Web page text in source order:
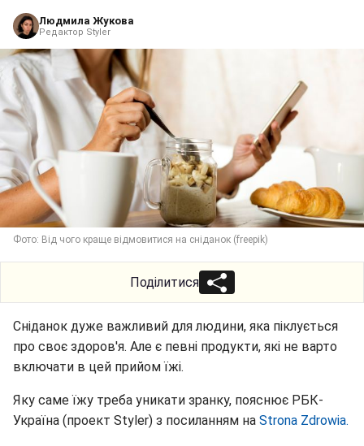
Людмила Жукова
Редактор Styler
Фото: Від чого краще відмовитися на сніданок (freepik)
Поділитися
Сніданок дуже важливий для людини, яка піклується
про своє здоров'я. Але є певні продукти, які не варто
включати в цей прийом їжі.
Яку саме їжу треба уникати зранку, пояснює РБК-
Україна (проект Styler) з посиланням на Strona Zdrowia.